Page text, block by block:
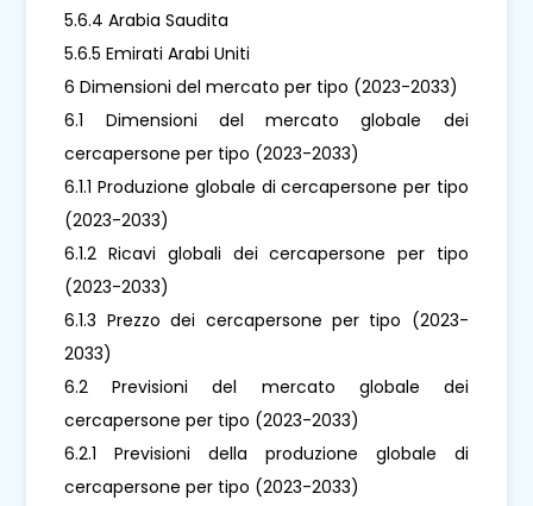
5.6.4 Arabia Saudita
5.6.5 Emirati Arabi Uniti
6 Dimensioni del mercato per tipo (2023-2033)
6.1 Dimensioni del mercato globale dei
cercapersone per tipo (2023-2033)
6.1.1 Produzione globale di cercapersone per tipo
(2023-2033)
6.1.2 Ricavi globali dei cercapersone per tipo
(2023-2033)
6.1.3 Prezzo dei cercapersone per tipo (2023-
2033)
6.2 Previsioni del mercato globale dei
cercapersone per tipo (2023-2033)
6.2.1 Previsioni della produzione globale di
cercapersone per tipo (2023-2033)